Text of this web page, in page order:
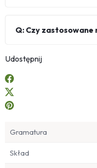
Q: Czy zastosowane
Udostępnij
Gramatura
Skład